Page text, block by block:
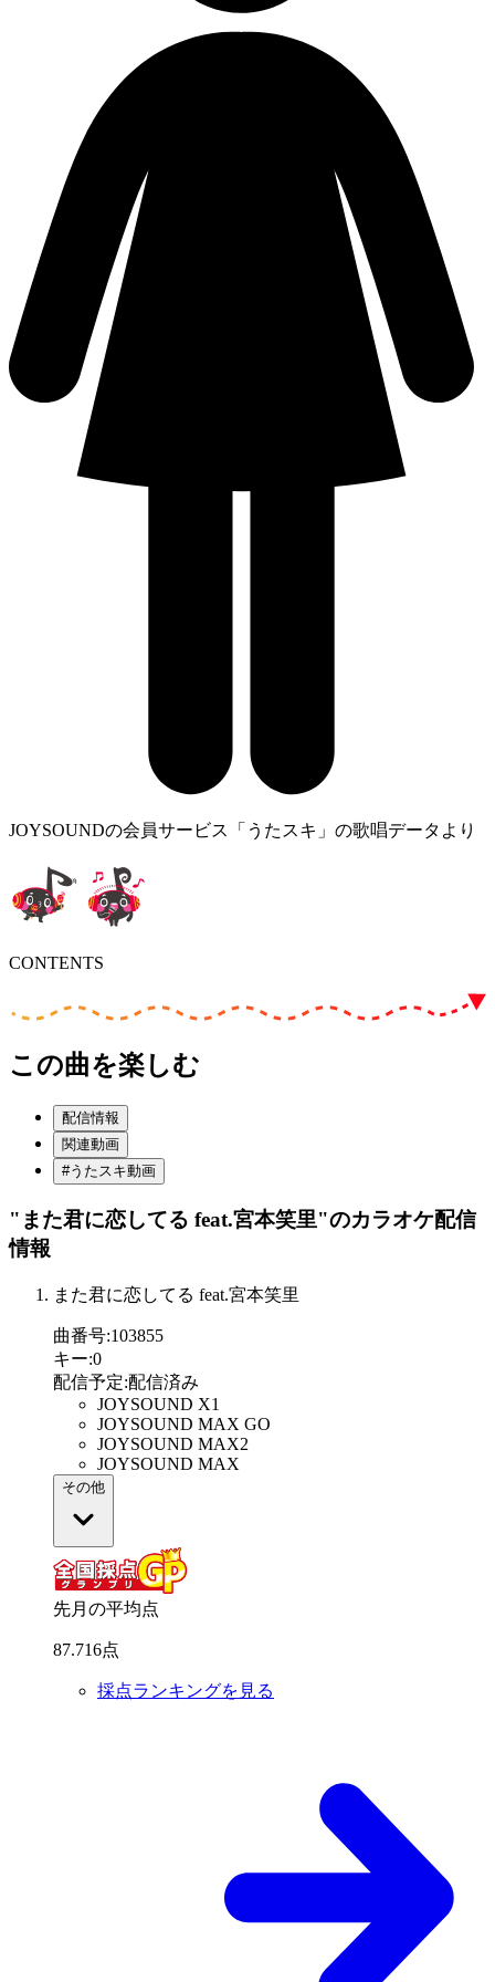
JOYSOUNDの会員サービス「うたスキ」の歌唱データより
CONTENTS
この曲を楽しむ
配信情報
関連動画
#うたスキ動画
"また君に恋してる feat.宮本笑里"のカラオケ配信
情報
また君に恋してる feat.宮本笑里
曲番号:103855
キー:0
配信予定:配信済み
JOYSOUND X1
JOYSOUND MAX GO
JOYSOUND MAX2
JOYSOUND MAX
その他
先月の平均点
87.716点
採点ランキングを見る